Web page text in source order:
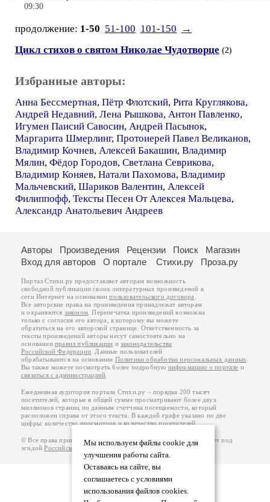
09:30
продолжение: 1-50 51-100 101-150
→
Цикл стихов о святом Николае Чудотворце (2)
Избранные авторы:
Анна Бессмертная, Пётр Флотский, Рита Круглякова,
Андрей Недавний, Лена Рышкова, Антон Павленко,
Игумен Паисий Савосин, Андрей Пасынок,
Маргарита Шмерлинг, Протоиерей Павел Великанов,
Владимир Кочнев, Алексей Бакашин, Владимир
Мялин, Фёдор Городов, Светлана Севрикова,
Владимир Коняев, Натали Пахомова, Владимир
Мальчевский, Шариков Валентин, Алексей
Филиппофф, Тексты Песен От Алексея Мальцева,
Александр Анатольевич Андреев
Мы используем файлы cookie для
улучшения работы сайта.
Оставаясь на сайте, вы
соглашаетесь с условиями
использования файлов cookies.
Авторы Произведения Рецензии Поиск
Магазин
Вход для авторов
О портале Стихи.ру Проза.ру
Портал Стихи.ру предоставляет авторам возможность
свободной публикации своих литературных произведений в
сети Интернет на основаниипользовательского договора
Все авторские права на произведения принадлежат авторам
и охраняются законом . Перепечатка произведений возможна
только с согласия его автора, к которому вы можете
обратиться на его авторской странице. Ответственность за
тексты произведений авторы несут самостоятельно на
основанииправил публикации изаконодательства
Российской Федерации . Данные пользователей
обрабатываются на основании Политики обработки персональных данных
Вы также можете посмотреть более подробную информацию о портале и
связаться с администрацией
Ежедневная аудитория портала Стихи.ру – порядка 200 тысяч
посетителей, которые в общей сумме просматривают более двух
миллионов страниц по данным счетчика посещаемости, который
расположен справа от этого текста. В каждой графе указано по две
цифры: количество просмотров и количество посетителей.
© Все права принадлежат авторам, 2000-2026. Портал работает под
эгидойРоссийского союза писателей 18+